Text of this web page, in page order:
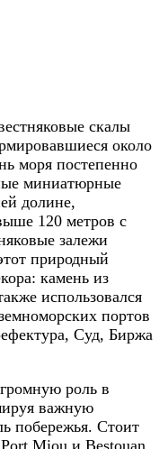
скалы
около
моря постепенно
миниатюрные
долине,
120 метров с
залежи
природный
камень из
использовался
портов
Суд, Биржа
роль в
важную
побережья. Стоит